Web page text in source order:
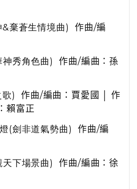
&棄蒼生情境曲)作曲/編
神秀角色曲)作曲/編曲：孫
歌)作曲/編曲：賈愛國 │ 作
賴富正
(劍非道氣勢曲)作曲/編
天下場景曲)作曲/編曲：徐